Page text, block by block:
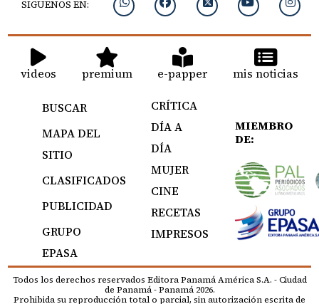
SIGUENOS EN:
videos premium e-papper mis noticias
BUSCAR
MAPA DEL
SITIO
CLASIFICADOS
PUBLICIDAD
GRUPO
EPASA
CRÍTICA
DÍA A
DÍA
MUJER
CINE
RECETAS
IMPRESOS
MIEMBRO
DE:
Todos los derechos reservados Editora Panamá América S.A. - Ciudad
de Panamá - Panamá 2026.
Prohibida su reproducción total o parcial, sin autorización escrita de